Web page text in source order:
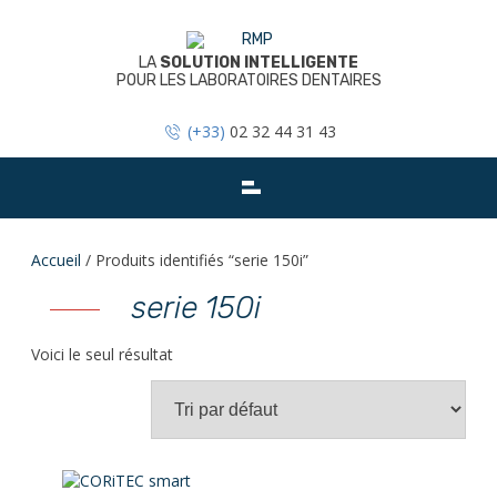
LA SOLUTION INTELLIGENTE
POUR LES LABORATOIRES DENTAIRES
(+33) 02 32 44 31 43
Accueil / Produits identifiés “serie 150i”
serie 150i
Voici le seul résultat